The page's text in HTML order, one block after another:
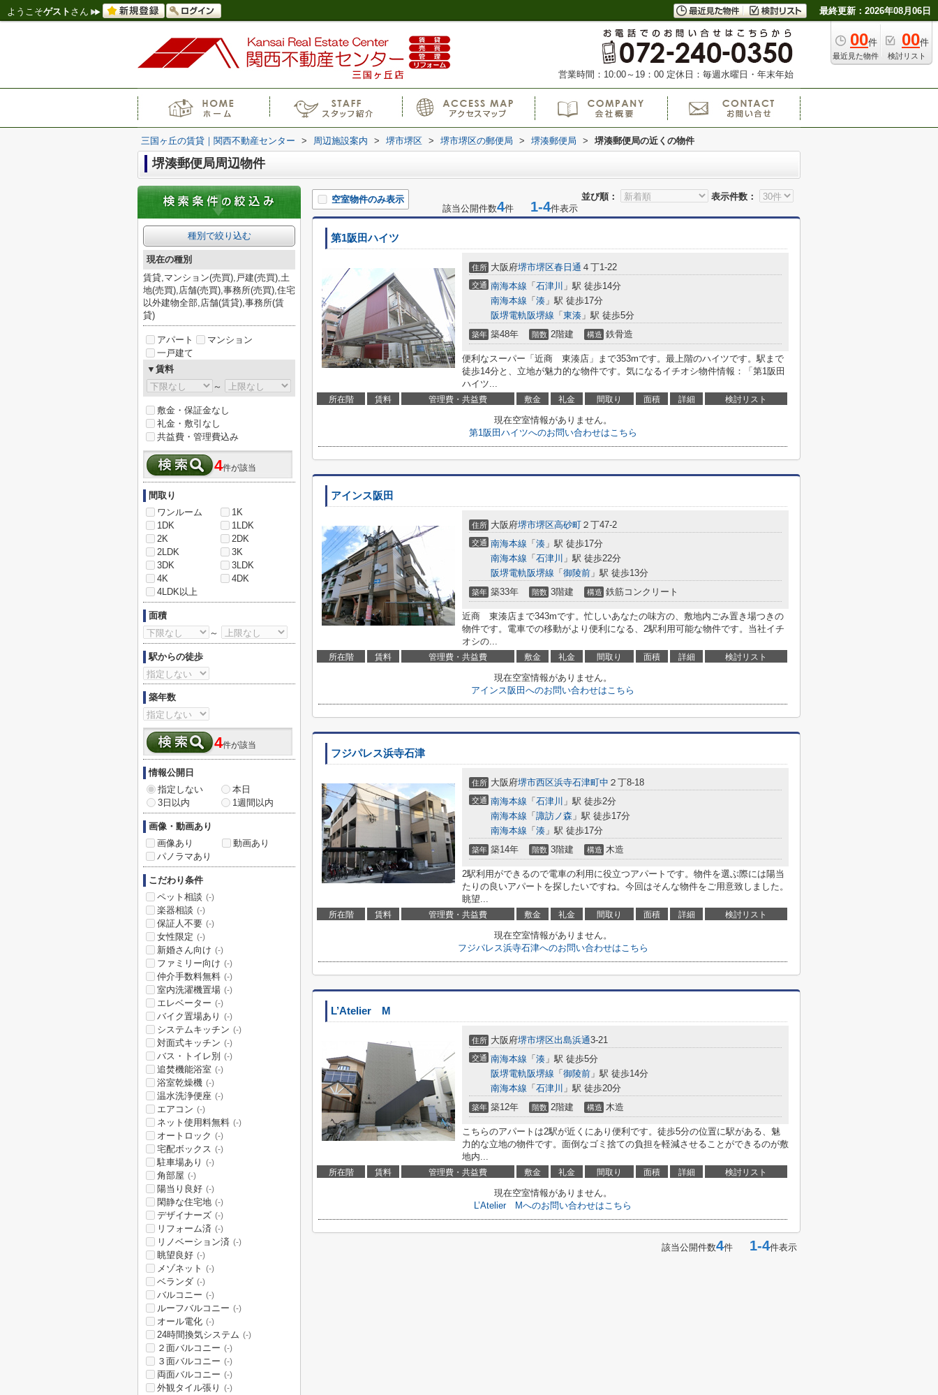
ようこそゲスト さん 最終更新：2026年08月06日
00件
最近見た物件
00件
検討リスト
営業時間：10:00～19：00 定休日：毎週水曜日・年末年始
三国ヶ丘の賃貸｜関西不動産センター > 周辺施設案内 > 堺市堺区 > 堺市堺区の郵便局 > 堺湊郵便局 > 堺湊郵便局の近くの物件
堺湊郵便局周辺物件
並び順： 表示件数：
空室物件のみ表示
該当公開件数4件 1-4件表示
第1阪田ハイツ
住所 大阪府堺市堺区春日通 ４丁1-22
交通 南海本線 「 石津川 」駅 徒歩14分
南海本線 「 湊 」駅 徒歩17分
阪堺電軌阪堺線 「 東湊 」駅 徒歩5分
築年 築48年 階数 2階建 構造 鉄骨造
便利なスーパー「近商 東湊店」まで353mです。最上階のハイツです。駅まで
徒歩14分と、立地が魅力的な物件です。気になるイチオシ物件情報：「第1阪田
ハイツ...
所在階 賃料 管理費・共益費 敷金 礼金 間取り 面積 詳細 検討リスト
現在空室情報がありません。
第1阪田ハイツへのお問い合わせはこちら
アインス阪田
住所 大阪府堺市堺区高砂町 ２丁47-2
交通 南海本線 「 湊 」駅 徒歩17分
南海本線 「 石津川 」駅 徒歩22分
阪堺電軌阪堺線 「 御陵前 」駅 徒歩13分
築年 築33年 階数 3階建 構造 鉄筋コンクリート
近商 東湊店まで343mです。忙しいあなたの味方の、敷地内ごみ置き場つきの
物件です。電車での移動がより便利になる、2駅利用可能な物件です。当社イチ
オシの...
所在階 賃料 管理費・共益費 敷金 礼金 間取り 面積 詳細 検討リスト
現在空室情報がありません。
アインス阪田へのお問い合わせはこちら
フジパレス浜寺石津
住所 大阪府堺市西区浜寺石津町中 ２丁8-18
交通 南海本線 「 石津川 」駅 徒歩2分
南海本線 「 諏訪ノ森 」駅 徒歩17分
南海本線 「 湊 」駅 徒歩17分
築年 築14年 階数 3階建 構造 木造
2駅利用ができるので電車の利用に役立つアパートです。物件を選ぶ際には陽当
たりの良いアパートを探したいですね。今回はそんな物件をご用意致しました。
眺望...
所在階 賃料 管理費・共益費 敷金 礼金 間取り 面積 詳細 検討リスト
現在空室情報がありません。
フジパレス浜寺石津へのお問い合わせはこちら
L’Atelier M
住所 大阪府堺市堺区出島浜通3-21
交通 南海本線 「 湊 」駅 徒歩5分
阪堺電軌阪堺線 「 御陵前 」駅 徒歩14分
南海本線 「 石津川 」駅 徒歩20分
築年 築12年 階数 2階建 構造 木造
こちらのアパートは2駅が近くにあり便利です。徒歩5分の位置に駅がある、魅
力的な立地の物件です。面倒なゴミ捨ての負担を軽減させることができるのが敷
地内...
所在階 賃料 管理費・共益費 敷金 礼金 間取り 面積 詳細 検討リスト
現在空室情報がありません。
L’Atelier Mへのお問い合わせはこちら
該当公開件数4件 1-4件表示
種別で絞り込む
現在の種別
賃貸,マンション(売買),戸建(売買),土
地(売買),店舗(売買),事務所(売買),住宅
以外建物全部,店舗(賃貸),事務所(賃
貸)
アパート
マンション
一戸建て
▼賃料
～
敷金・保証金なし
礼金・敷引なし
共益費・管理費込み
4件が該当
間取り
ワンルーム
1K
1DK
1LDK
2K
2DK
2LDK
3K
3DK
3LDK
4K
4DK
4LDK以上
面積
～
駅からの徒歩
築年数
4件が該当
情報公開日
指定しない
本日
3日以内
1週間以内
画像・動画あり
画像あり
動画あり
パノラマあり
こだわり条件
ペット相談 (-)
楽器相談 (-)
保証人不要 (-)
女性限定 (-)
新婚さん向け (-)
ファミリー向け (-)
仲介手数料無料 (-)
室内洗濯機置場 (-)
エレベーター (-)
バイク置場あり (-)
システムキッチン (-)
対面式キッチン (-)
バス・トイレ別 (-)
追焚機能浴室 (-)
浴室乾燥機 (-)
温水洗浄便座 (-)
エアコン (-)
ネット使用料無料 (-)
オートロック (-)
宅配ボックス (-)
駐車場あり (-)
角部屋 (-)
陽当り良好 (-)
閑静な住宅地 (-)
デザイナーズ (-)
リフォーム済 (-)
リノベーション済 (-)
眺望良好 (-)
メゾネット (-)
ベランダ (-)
バルコニー (-)
ルーフバルコニー (-)
オール電化 (-)
24時間換気システム (-)
２面バルコニー (-)
３面バルコニー (-)
両面バルコニー (-)
外観タイル張り (-)